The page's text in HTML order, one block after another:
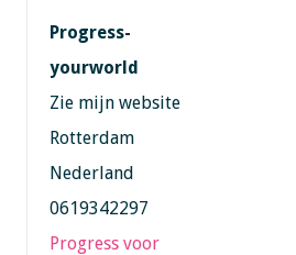
Progress-
yourworld
Zie mijn website
Rotterdam
Nederland
0619342297
Progress voor